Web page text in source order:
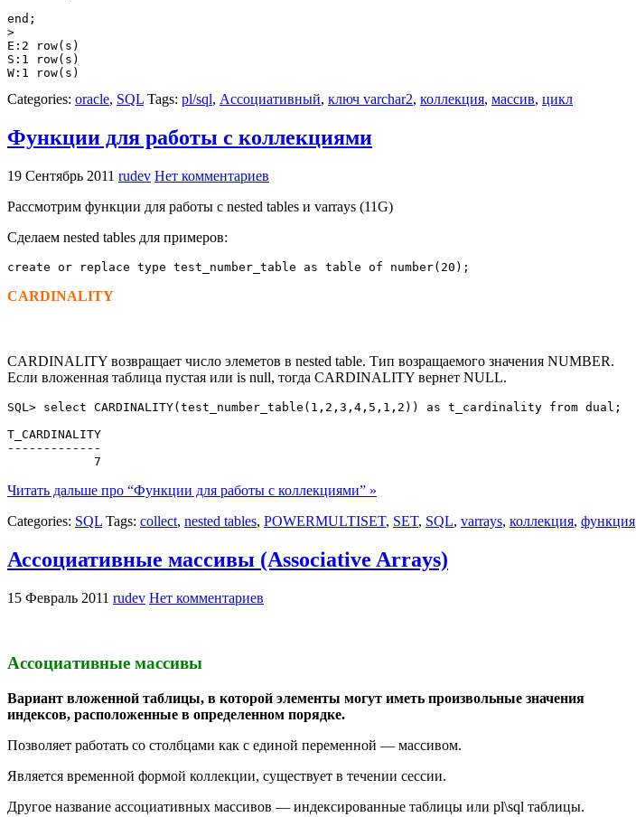
end;
>
E:2 row(s)
S:1 row(s)
Categories: oracle, SQL Tags: pl/sql, Ассоциативный, ключ varchar2, коллекция, массив, цикл
Функции для работы с коллекциями
19 Сентябрь 2011 rudev Нет комментариев
Рассмотрим функции для работы с nested tables и varrays (11G)
Сделаем nested tables для примеров:
create or replace type test_number_table as table of number(20);
CARDINALITY
CARDINALITY возвращает число элеметов в nested table. Тип возращаемого значения NUMBER.
Если вложенная таблица пустая или is null, тогда CARDINALITY вернет NULL.
SQL> select CARDINALITY(test_number_table(1,2,3,4,5,1,2)) as t_cardinality from dual;
T_CARDINALITY
-------------
Читать дальше про “Функции для работы с коллекциями” »
Categories: SQL Tags: collect, nested tables, POWERMULTISET, SET, SQL, varrays, коллекция, функция
Ассоциативные массивы (Associative Arrays)
15 Февраль 2011 rudev Нет комментариев
Ассоциативные массивы
Вариант вложенной таблицы, в которой элементы могут иметь произвольные значения
индексов, расположенные в определенном порядке.
Позволяет работать со столбцами как с единой переменной — массивом.
Является временной формой коллекции, существует в течении сессии.
Другое название ассоциативных массивов — индексированные таблицы или pl\sql таблицы.